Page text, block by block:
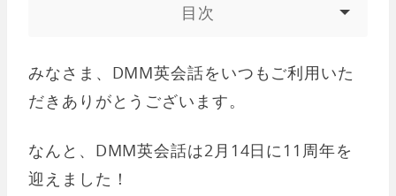
目次
みなさま、DMM英会話をいつもご利用いた
だきありがとうございます。
なんと、DMM英会話は2月14日に11周年を
迎えました！